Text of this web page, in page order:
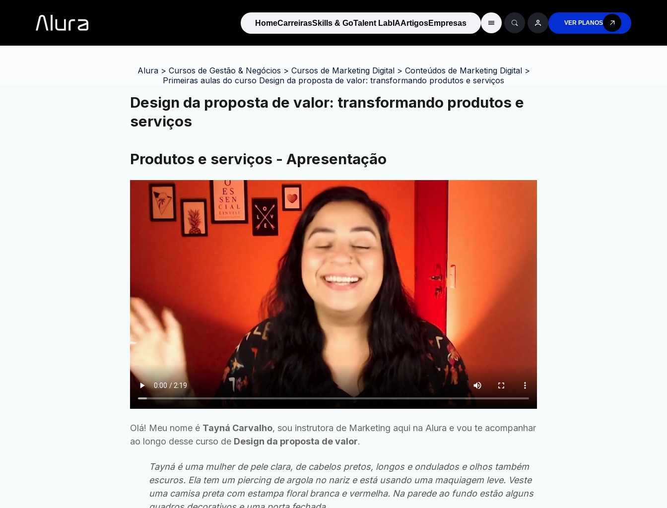
HomeCarreirasSkills & GoTalent Lab IAArtigosEmpresas VER PLANOS
Alura> Cursos de Gestão & Negócios > Cursos de Marketing Digital> Conteúdos de Marketing Digital>
Primeiras aulas do curso Design da proposta de valor: transformando produtos e serviços
Design da proposta de valor: transformando produtos e
serviços
Produtos e serviços - Apresentação
Olá! Meu nome é Tayná Carvalho, sou instrutora de Marketing aqui na Alura e vou te acompanhar
ao longo desse curso de Design da proposta de valor.
Tayná é uma mulher de pele clara, de cabelos pretos, longos e ondulados e olhos também
escuros. Ela tem um piercing de argola no nariz e está usando uma maquiagem leve. Veste
uma camisa preta com estampa floral branca e vermelha. Na parede ao fundo estão alguns